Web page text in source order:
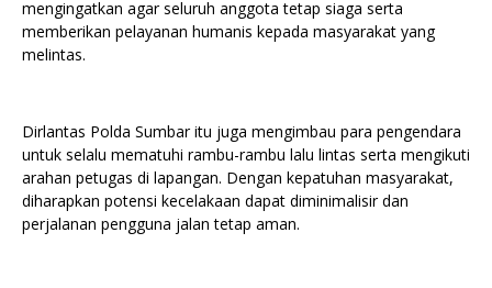
mengingatkan agar seluruh anggota tetap siaga serta
memberikan pelayanan humanis kepada masyarakat yang
melintas.
Dirlantas Polda Sumbar itu juga mengimbau para pengendara
untuk selalu mematuhi rambu-rambu lalu lintas serta mengikuti
arahan petugas di lapangan. Dengan kepatuhan masyarakat,
diharapkan potensi kecelakaan dapat diminimalisir dan
perjalanan pengguna jalan tetap aman.